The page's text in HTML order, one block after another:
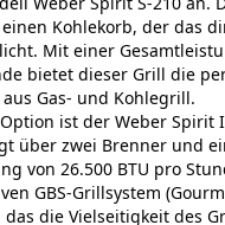
Kohlekorb, der das
Mit einer
bietet dieser Grill die
Gas- und Kohlegrill.
ist der Weber Spirit
über zwei Brenner und
von 26.500 BTU pro
GBS-Grillsystem
das die Vielseitigkeit des